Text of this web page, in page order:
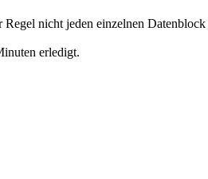
nicht jeden einzelnen
erledigt.